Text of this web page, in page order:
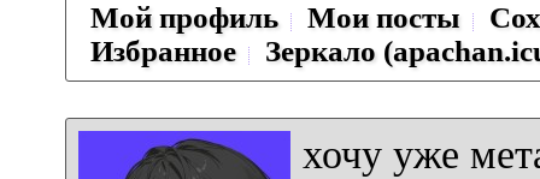
Мой профиль
Мои посты
Избранное
Зеркало
хочу уже